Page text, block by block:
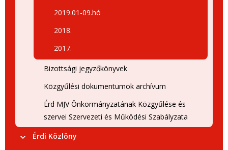
2019.01-09.hó
2018.
2017.
Bizottsági jegyzőkönyvek
Közgyűlési dokumentumok archívum
Érd MJV Önkormányzatának Közgyűlése és
szervei Szervezeti és Működési Szabályzata
Érdi Közlöny